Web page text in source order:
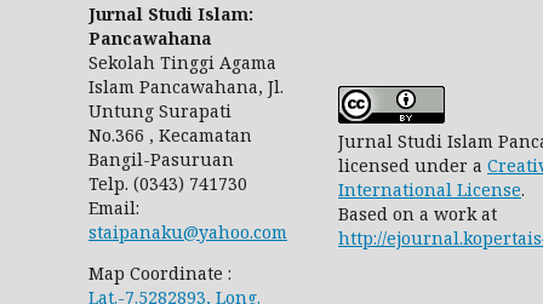
Jurnal Studi Islam:
Pancawahana
Sekolah Tinggi Agama
Islam Pancawahana, Jl.
Untung Surapati
No.366 , Kecamatan
Bangil-Pasuruan
Telp. (0343) 741730
Email:
staipanaku@yahoo.com
Map Coordinate :
Lat.-7.5282893, Long.
Jurnal Studi Islam
licensed under a
International License.
Based on a work at
http://